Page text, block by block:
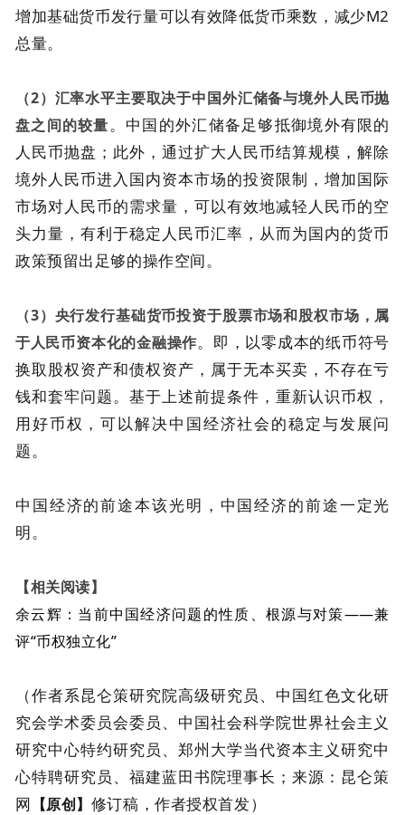
增加基础货币发行量可以有效降低货币乘数，减少M2
总量。
（2）汇率水平主要取决于中国外汇储备与境外人民币抛
盘之间的较量。中国的外汇储备足够抵御境外有限的
人民币抛盘；此外，通过扩大人民币结算规模，解除
境外人民币进入国内资本市场的投资限制，增加国际
市场对人民币的需求量，可以有效地减轻人民币的空
头力量，有利于稳定人民币汇率，从而为国内的货币
政策预留出足够的操作空间。
（3）央行发行基础货币投资于股票市场和股权市场，属
于人民币资本化的金融操作。即，以零成本的纸币符号
换取股权资产和债权资产，属于无本买卖，不存在亏
钱和套牢问题。基于上述前提条件，重新认识币权，
用好币权，可以解决中国经济社会的稳定与发展问
题。
中国经济的前途本该光明，中国经济的前途一定光
明。
【相关阅读】
余云辉：当前中国经济问题的性质、根源与对策——兼
评“币权独立化”
（作者系昆仑策研究院高级研究员、中国红色文化研
究会学术委员会委员、中国社会科学院世界社会主义
研究中心特约研究员、郑州大学当代资本主义研究中
心特聘研究员、福建蓝田书院理事长；来源：昆仑策
网 【原创】 修订稿，作者授权首发）